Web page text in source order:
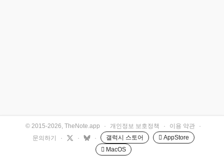
© 2015-2026, TheNote.app · 개인정보 보호정책 · 이용 약관
·
문의하기
· · · 갤럭시 스토어
 AppStore
 MacOS